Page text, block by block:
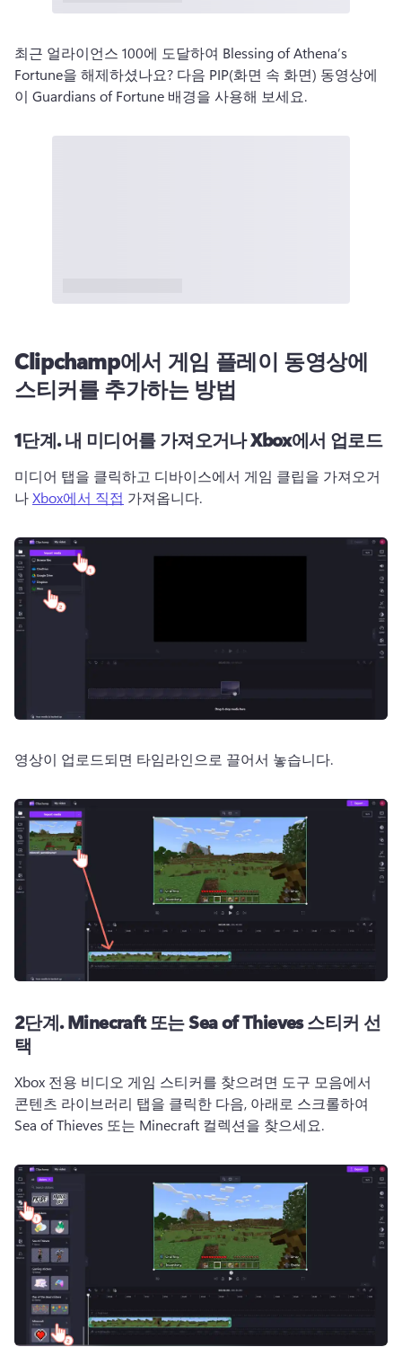
최근 얼라이언스 100에 도달하여 Blessing of Athena’s
Fortune을 해제하셨나요? 다음 PIP(화면 속 화면) 동영상에
이 Guardians of Fortune 배경을 사용해 보세요.
Clipchamp에서 게임 플레이 동영상에
스티커를 추가하는 방법
1단계. 내 미디어를 가져오거나 Xbox에서 업로드
미디어 탭을 클릭하고 디바이스에서 게임 클립을 가져오거
나 Xbox에서 직접 가져옵니다.
영상이 업로드되면 타임라인으로 끌어서 놓습니다.
2단계. Minecraft 또는 Sea of Thieves 스티커 선
택
Xbox 전용 비디오 게임 스티커를 찾으려면 도구 모음에서
콘텐츠 라이브러리 탭을 클릭한 다음, 아래로 스크롤하여
Sea of ​​Thieves 또는 Minecraft 컬렉션을 찾으세요.